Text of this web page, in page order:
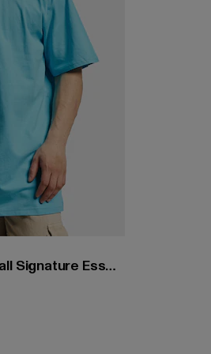
KM-TE011-090-19 Small Signature Essential Tee
29,99 EUR